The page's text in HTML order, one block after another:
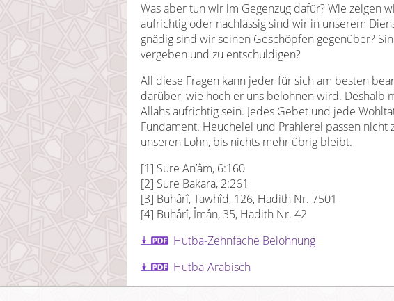
Was aber tun wir im Gegenzug dafür? Wie zeigen
aufrichtig oder nachlässig sind wir in unserem
gnädig sind wir seinen Geschöpfen gegenüber?
vergeben und zu entschuldigen?
All diese Fragen kann jeder für sich am besten
darüber, wie hoch er uns belohnen wird. Deshalb
Allahs aufrichtig sein. Jedes Gebet und jede
Fundament. Heuchelei und Prahlerei passen nicht
unseren Lohn, bis nichts mehr übrig bleibt.
[1] Sure An’âm, 6:160
[2] Sure Bakara, 2:261
[3] Buhârî, Tawhîd, 126, Hadith Nr. 7501
[4] Buhârî, Îmân, 35, Hadith Nr. 42
Hutba-Zehnfache Belohnung
Hutba-Arabisch